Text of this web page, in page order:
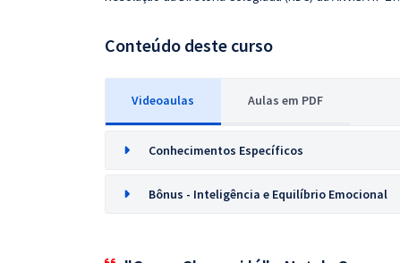
Conteúdo deste curso
Videoaulas Aulas em PDF
Conhecimentos Específicos
Bônus - Inteligência e Equilíbrio Emocional